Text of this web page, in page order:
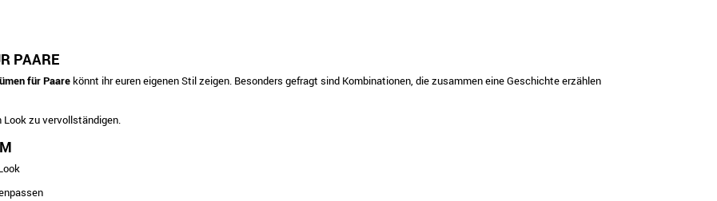
PAARE
für Paare könnt ihr euren eigenen Stil zeigen. Besonders gefragt sind Kombinationen, die zusammen eine Geschichte erzählen
Look zu vervollständigen.